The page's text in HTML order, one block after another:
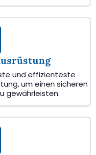
und effizienteste
um einen sicheren
gewährleisten.